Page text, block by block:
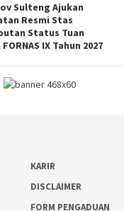
Sulteng Ajukan
Resmi Stas
Status Tuan
IX Tahun 2027
KARIR
DISCLAIMER
FORM PENGADUAN